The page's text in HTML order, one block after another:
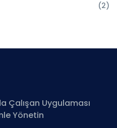
(2)
Çalışan Uygulaması
Yönetin